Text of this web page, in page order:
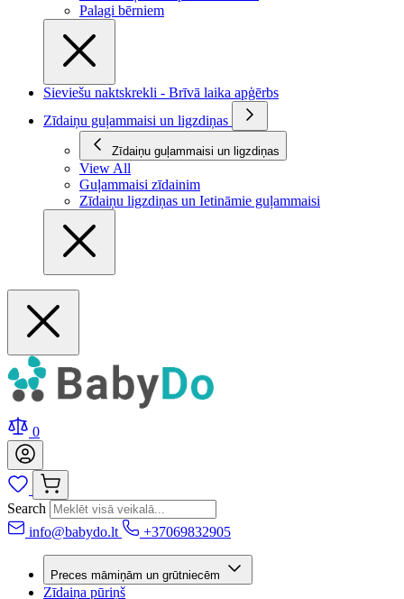
Palagi bērniem
Sieviešu naktskrekli - Brīvā laika apģērbs
Zīdaiņu guļammaisi un ligzdiņas
Zīdaiņu guļammaisi un ligzdiņas
View All
Guļammaisi zīdainim
Zīdaiņu ligzdiņas un Ietināmie guļammaisi
0
Search
info@babydo.lt
+37069832905
Preces māmiņām un grūtniecēm
Zīdaiņa pūriņš